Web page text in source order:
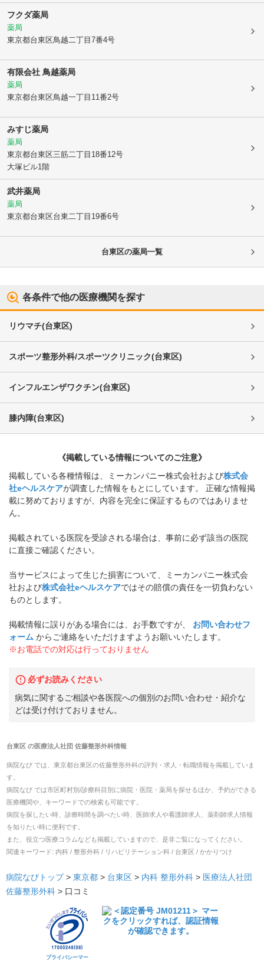
フクダ薬局
薬局
東京都台東区鳥越二丁目7番4号
有限会社 鳥越薬局
薬局
東京都台東区鳥越一丁目11番2号
みすじ薬局
薬局
東京都台東区三筋二丁目18番12号
大塚ビル1階
武井薬局
薬局
東京都台東区台東二丁目19番6号
台東区の薬局一覧
各条件で他の医療機関を探す
リウマチ(台東区)
スポーツ整形外科/スポーツクリニック(台東区)
インフルエンザワクチン(台東区)
膝内障(台東区)
《掲載している情報についてのご注意》
掲載している各種情報は、ミーカンパニー株式会社および株式会
社eヘルスケアが調査した情報をもとにしています。 正確な情報掲
載に努めておりますが、内容を完全に保証するものではありませ
ん。
掲載されている医院を受診される場合は、事前に必ず該当の医院
に直接ご確認ください。
当サービスによって生じた損害について、ミーカンパニー株式会
社および株式会社eヘルスケアではその賠償の責任を一切負わない
ものとします。
掲載情報に誤りがある場合には、お手数ですが、
お問い合わせフ
ォーム からご連絡をいただけますようお願いいたします。
※お電話での対応は行っておりません
必ずお読みください
病気に関するご相談や各医院への個別のお問い合わせ・紹介な
どは受け付けておりません。
台東区の医療法人社団 佐藤整形外科情報
病院なび では、 東京都台東区の佐藤整形外科の評判・求人・転職情報を掲載していま
す。
病院なび では市区町村別/診療科目別に病院・医院・薬局を探せるほか、予約ができる
医療機関や、キーワードでの検索も可能です。
病院を探したい時、診療時間を調べたい時、医師求人や看護師求人、薬剤師求人情報
を知りたい時に便利です。
また、役立つ医療コラムなども掲載していますので、是非ご覧になってください。
関連キーワード: 内科 / 整形外科 / リハビリテーション科 / 台東区 / かかりつけ
病院なびトップ > 東京都 > 台東区 > 内科 整形外科 > 医療法人社団
佐藤整形外科 > 口コミ
プライバシーマー